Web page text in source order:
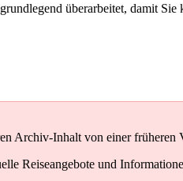
überarbeitet, damit
Archiv-Inhalt von einer früheren
Reiseangebote und